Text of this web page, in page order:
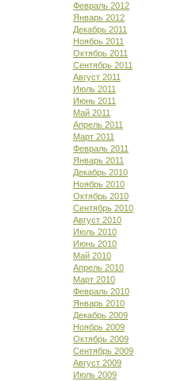
Февраль 2012
Январь 2012
Декабрь 2011
Ноябрь 2011
Октябрь 2011
Сентябрь 2011
Август 2011
Июль 2011
Июнь 2011
Май 2011
Апрель 2011
Март 2011
Февраль 2011
Январь 2011
Декабрь 2010
Ноябрь 2010
Октябрь 2010
Сентябрь 2010
Август 2010
Июль 2010
Июнь 2010
Май 2010
Апрель 2010
Март 2010
Февраль 2010
Январь 2010
Декабрь 2009
Ноябрь 2009
Октябрь 2009
Сентябрь 2009
Август 2009
Июль 2009